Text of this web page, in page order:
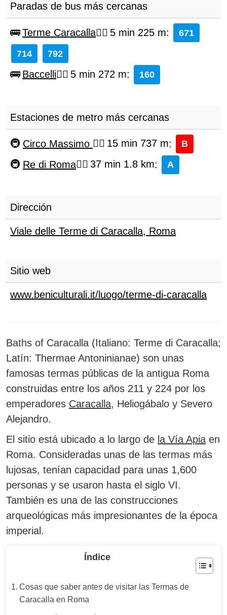
Paradas de bus más cercanas
Terme Caracalla 5 min 225 m: 671
714 792
Baccelli 5 min 272 m: 160
Estaciones de metro más cercanas
Circo Massimo 15 min 737 m: B
Re di Roma 37 min 1.8 km: A
Dirección
Viale delle Terme di Caracalla, Roma
Sitio web
www.beniculturali.it/luogo/terme-di-caracalla
Baths of Caracalla (Italiano: Terme di Caracalla;
Latín: Thermae Antoninianae) son unas
famosas termas públicas de la antigua Roma
construidas entre los años 211 y 224 por los
emperadores Caracalla, Heliogábalo y Severo
Alejandro.
El sitio está ubicado a lo largo de la Vía Apia en
Roma. Consideradas unas de las termas más
lujosas, tenían capacidad para unas 1,600
personas y se usaron hasta el siglo VI.
También es una de las construcciones
arqueológicas más impresionantes de la época
imperial.
Índice
Cosas que saber antes de visitar las Termas de
Caracalla en Roma